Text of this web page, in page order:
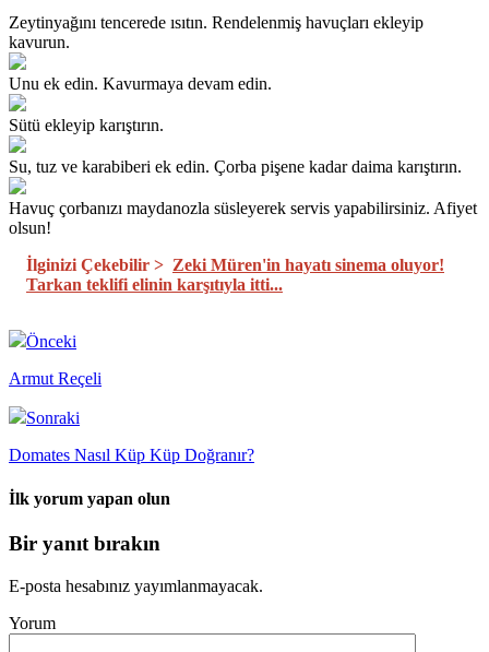
Zeytinyağını tencerede ısıtın. Rendelenmiş havuçları ekleyip
kavurun.
Unu ek edin. Kavurmaya devam edin.
Sütü ekleyip karıştırın.
Su, tuz ve karabiberi ek edin. Çorba pişene kadar daima karıştırın.
Havuç çorbanızı maydanozla süsleyerek servis yapabilirsiniz. Afiyet
olsun!
İlginizi Çekebilir > Zeki Müren'in hayatı sinema oluyor!
Tarkan teklifi elinin karşıtıyla itti...
Önceki
Armut Reçeli
Sonraki
Domates Nasıl Küp Küp Doğranır?
İlk yorum yapan olun
Bir yanıt bırakın
E-posta hesabınız yayımlanmayacak.
Yorum